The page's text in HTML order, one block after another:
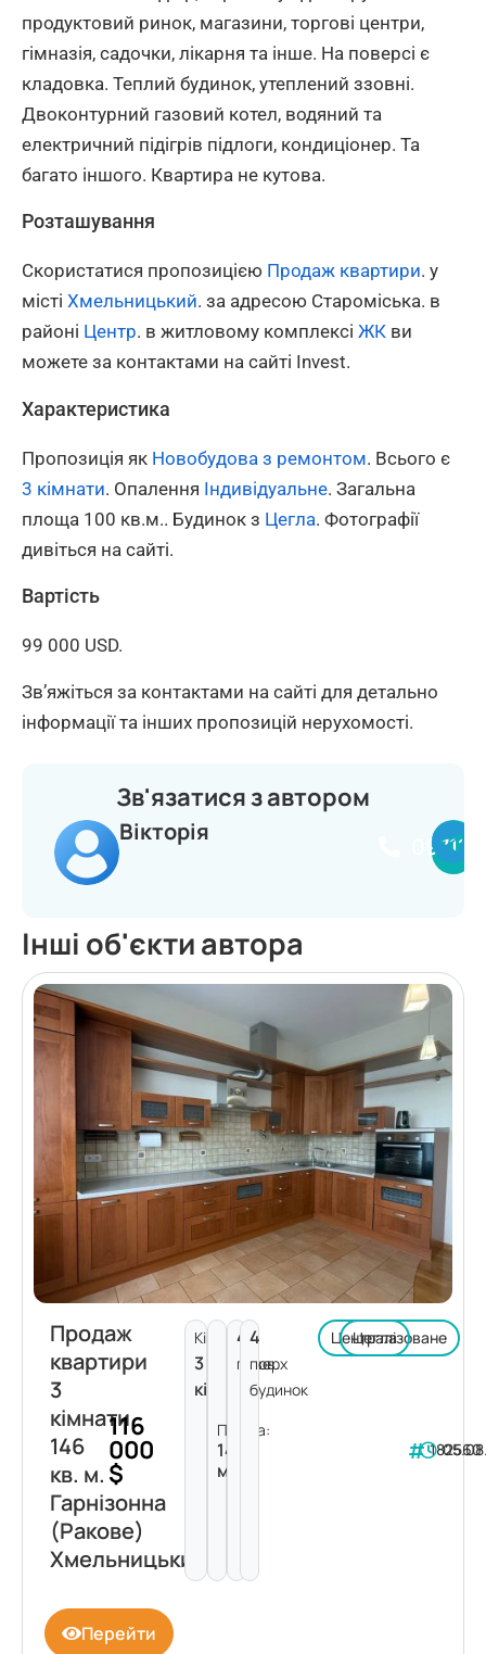
продуктовий ринок, магазини, торгові центри,
гімназія, садочки, лікарня та інше. На поверсі є
кладовка. Теплий будинок, утеплений ззовні.
Двоконтурний газовий котел, водяний та
електричний підігрів підлоги, кондиціонер. Та
багато іншого. Квартира не кутова.
Розташування
Скористатися пропозицією Продаж квартири. у
місті Хмельницький. за адресою Староміська. в
районі Центр. в житловому комплексі ЖК ви
можете за контактами на сайті Invest.
Характеристика
Пропозиція як Новобудова з ремонтом. Всього є
3 кімнати. Опалення Індивідуальне. Загальна
площа 100 кв.м.. Будинок з Цегла. Фотографії
дивіться на сайті.
Вартість
99 000 USD.
Зв’яжіться за контактами на сайті для детально
інформації та інших пропозицій нерухомості.
Зв'язатися з автором
Вікторія
Інші об'єкти автора
Продаж
квартири
3
кімнати
146
кв. м.
Гарнізонна
(Ракове)
Хмельницький
116
000
$
Кімнат:
3
кімнати
Площа:
146
м²
4
поверх
4
пов.
будинок
Централізоване
Цегла
182560
Перейти